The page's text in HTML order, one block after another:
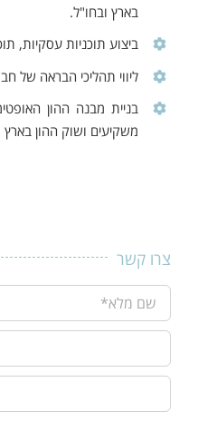
בארץ ובחו"ל.
ביצוע תוכניות עסקיות,
ליווי תהליכי הבראה של
בניית מבנה ההון
משקיעים ושוק ההון בארץ
צרו קשר